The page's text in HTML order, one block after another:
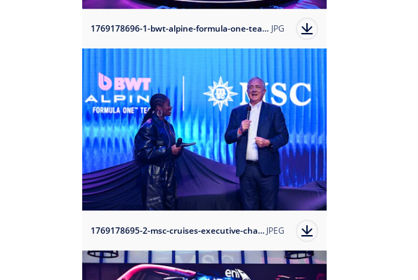
1769178696-1-bwt-alpine-formula-one-team-drivers-reveal-their-2026-livery-on-msc-world-europa?auto=format JPG
1769178695-2-msc-cruises-executive-chairman-pierfrancesco-vago-with-host-clara-amfo?auto=format JPEG